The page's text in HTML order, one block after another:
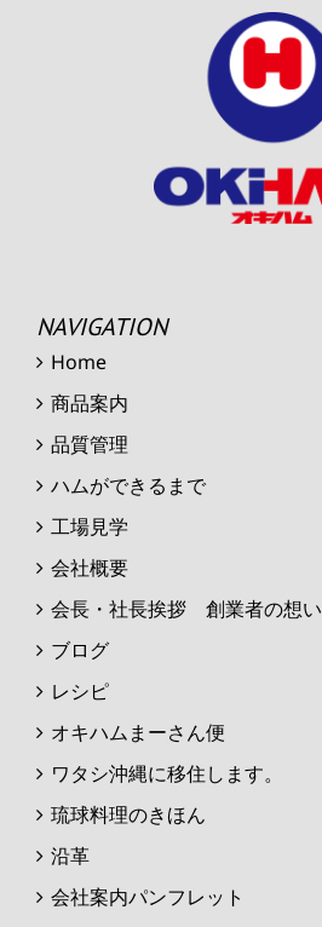
NAVIGATION
Home
商品案内
品質管理
ハムができるまで
工場見学
会社概要
会長・社長挨拶 創業者の想い
ブログ
レシピ
オキハムまーさん便
ワタシ沖縄に移住します。
琉球料理のきほん
沿革
会社案内パンフレット